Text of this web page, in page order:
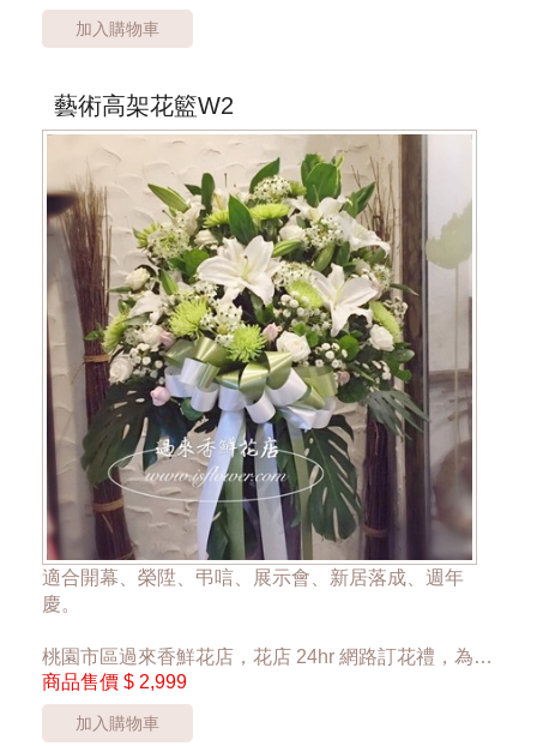
單一座 3599元
**此商品只提供桃園市內運送，部分偏遠區域無法送
達**
***商品的花材依當季花材實際狀況調整***
加入購物車
藝術高架花籃W2
適合開幕、榮陞、弔唁、展示會、新居落成、週年
慶。
桃園市區過來香鮮花店，花店 24hr 網路訂花禮，為您
傳達心意。
單一座 2999元
商品售價 $ 2,999
加入購物車